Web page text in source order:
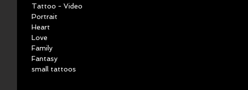
Tattoo - Video
Portrait
Heart
Love
Family
Fantasy
small tattoos